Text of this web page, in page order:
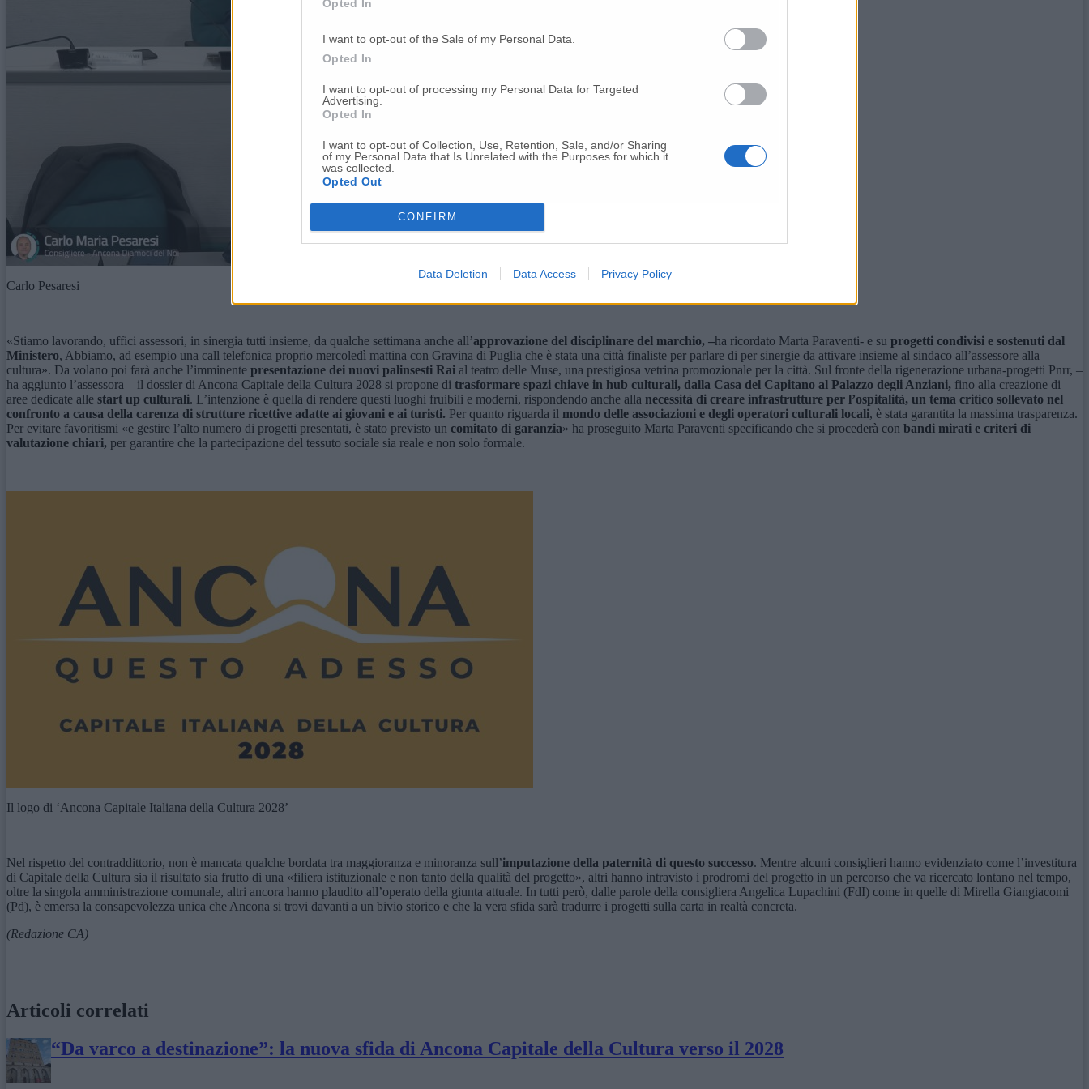
Opted In
I want to opt-out of the Sale of my Personal Data.
Opted In
I want to opt-out of processing my Personal Data for Targeted
Advertising.
Opted In
I want to opt-out of Collection, Use, Retention, Sale, and/or Sharing
of my Personal Data that Is Unrelated with the Purposes for which it
was collected.
Opted Out
CONFIRM
Data Deletion Data Access Privacy Policy
Carlo Pesaresi
«Stiamo lavorando, uffici assessori, in sinergia tutti insieme, da qualche settimana anche all’approvazione del disciplinare del marchio, –ha ricordato Marta Paraventi- e su progetti condivisi e sostenuti dal
Ministero, Abbiamo, ad esempio una call telefonica proprio mercoledì mattina con Gravina di Puglia che è stata una città finaliste per parlare di per sinergie da attivare insieme al sindaco all’assessore alla
cultura». Da volano poi farà anche l’imminente presentazione dei nuovi palinsesti Rai al teatro delle Muse, una prestigiosa vetrina promozionale per la città. Sul fronte della rigenerazione urbana-progetti Pnrr, –
ha aggiunto l’assessora – il dossier di Ancona Capitale della Cultura 2028 si propone di trasformare spazi chiave in hub culturali, dalla Casa del Capitano al Palazzo degli Anziani, fino alla creazione di
aree dedicate alle start up culturali. L’intenzione è quella di rendere questi luoghi fruibili e moderni, rispondendo anche alla necessità di creare infrastrutture per l’ospitalità, un tema critico sollevato nel
confronto a causa della carenza di strutture ricettive adatte ai giovani e ai turisti. Per quanto riguarda il mondo delle associazioni e degli operatori culturali locali, è stata garantita la massima trasparenza.
Per evitare favoritismi «e gestire l’alto numero di progetti presentati, è stato previsto un comitato di garanzia» ha proseguito Marta Paraventi specificando che si procederà con bandi mirati e criteri di
valutazione chiari, per garantire che la partecipazione del tessuto sociale sia reale e non solo formale.
Il logo di ‘Ancona Capitale Italiana della Cultura 2028’
Nel rispetto del contraddittorio, non è mancata qualche bordata tra maggioranza e minoranza sull’imputazione della paternità di questo successo. Mentre alcuni consiglieri hanno evidenziato come l’investitura
di Capitale della Cultura sia il risultato sia frutto di una «filiera istituzionale e non tanto della qualità del progetto», altri hanno intravisto i prodromi del progetto in un percorso che va ricercato lontano nel tempo,
oltre la singola amministrazione comunale, altri ancora hanno plaudito all’operato della giunta attuale. In tutti però, dalle parole della consigliera Angelica Lupachini (FdI) come in quelle di Mirella Giangiacomi
(Pd), è emersa la consapevolezza unica che Ancona si trovi davanti a un bivio storico e che la vera sfida sarà tradurre i progetti sulla carta in realtà concreta.
(Redazione CA)
Articoli correlati
“Da varco a destinazione”: la nuova sfida di Ancona Capitale della Cultura verso il 2028